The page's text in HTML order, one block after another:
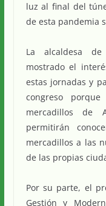
luz al final del
de esta pandemia
La alcaldesa
mostrado el
estas jornadas y
congreso
mercadillos de
permitirán
mercadillos a las
de las propias
Por su parte, el
Gestión y